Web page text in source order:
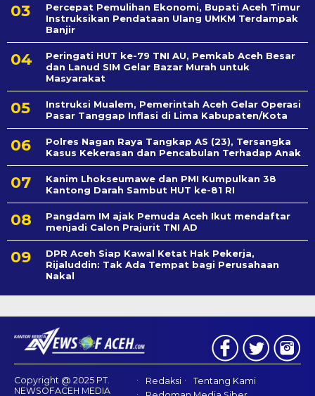
Percepat Pemulihan Ekonomi, Bupati Aceh Timur
Instruksikan Pendataan Ulang UMKM Terdampak
Banjir
Peringati HUT ke-79 TNI AU, Pemkab Aceh Besar
dan Lanud SIM Gelar Bazar Murah untuk
Masyarakat
Instruksi Mualem, Pemerintah Aceh Gelar Operasi
Pasar Tanggap Inflasi di Lima Kabupaten/Kota
Polres Nagan Raya Tangkap AS (23), Tersangka
Kasus Kekerasan dan Pencabulan Terhadap Anak
Kanim Lhokseumawe dan PMI Kumpulkan 38
Kantong Darah Sambut HUT ke-81 RI
Pangdam IM ajak Pemuda Aceh Ikut mendaftar
menjadi Calon Prajurit TNI AD
DPR Aceh Siap Kawal Ketat Hak Pekerja,
Rijaluddin: Tak Ada Tempat bagi Perusahaan
Nakal
Copyright @ 2025 PT.
NEWSOFACEH MEDIA
Redaksi
Tentang Kami